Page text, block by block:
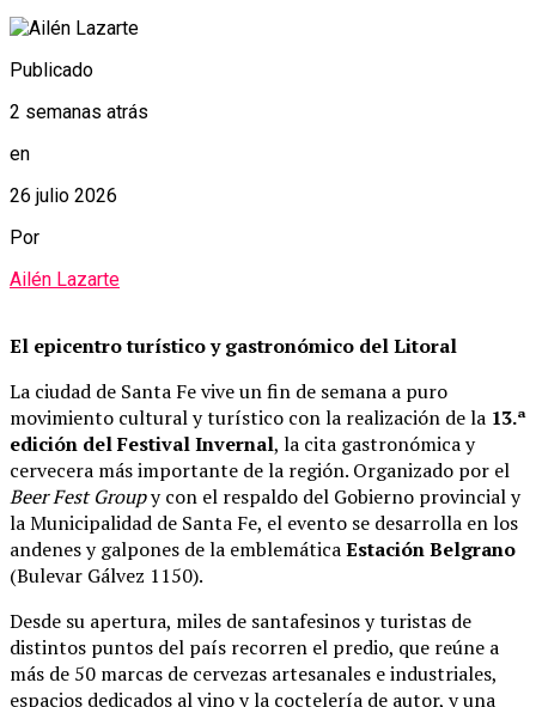
Publicado
2 semanas atrás
en
26 julio 2026
Por
Ailén Lazarte
El epicentro turístico y gastronómico del Litoral
La ciudad de Santa Fe vive un fin de semana a puro
movimiento cultural y turístico con la realización de la 13.ª
edición del Festival Invernal, la cita gastronómica y
cervecera más importante de la región. Organizado por el
Beer Fest Groupy con el respaldo del Gobierno provincial y
la Municipalidad de Santa Fe, el evento se desarrolla en los
andenes y galpones de la emblemáticaEstación Belgrano
(Bulevar Gálvez 1150).
Desde su apertura, miles de santafesinos y turistas de
distintos puntos del país recorren el predio, que reúne a
más de 50 marcas de cervezas artesanales e industriales,
espacios dedicados al vino y la coctelería de autor, y una